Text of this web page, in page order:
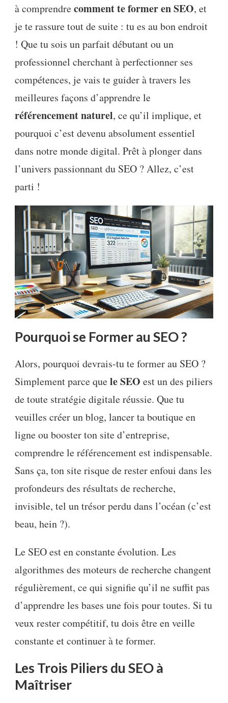
à comprendrecomment te former en SEO, et
je te rassure tout de suite : tu es au bon endroit
! Que tu sois un parfait débutant ou un
professionnel cherchant à perfectionner ses
compétences, je vais te guider à travers les
meilleures façons d’apprendre le
référencement naturel, ce qu’il implique, et
pourquoi c’est devenu absolument essentiel
dans notre monde digital. Prêt à plonger dans
l’univers passionnant du SEO ? Allez, c’est
parti !
Pourquoi se Former au SEO ?
Alors, pourquoi devrais-tu te former au SEO ?
Simplement parce quele SEO est un des piliers
de toute stratégie digitale réussie. Que tu
veuilles créer un blog, lancer ta boutique en
ligne ou booster ton site d’entreprise,
comprendre le référencement est indispensable.
Sans ça, ton site risque de rester enfoui dans les
profondeurs des résultats de recherche,
invisible, tel un trésor perdu dans l’océan (c’est
beau, hein ?).
Le SEO est en constante évolution. Les
algorithmes des moteurs de recherche changent
régulièrement, ce qui signifie qu’il ne suffit pas
d’apprendre les bases une fois pour toutes. Si tu
veux rester compétitif, tu dois être en veille
constante et continuer à te former.
Les Trois Piliers du SEO à
Maîtriser